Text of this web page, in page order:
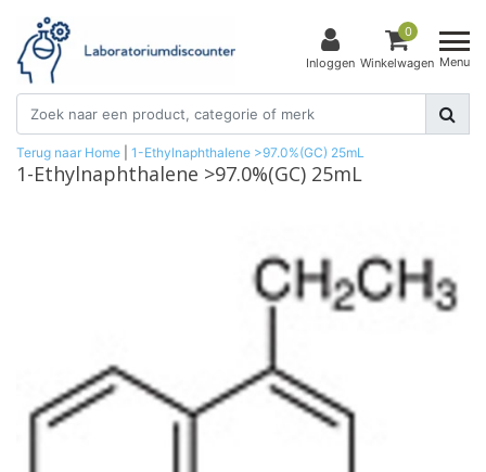
Inloggen
0
Winkelwagen Menu
Terug naar Home 1-Ethylnaphthalene >97.0%(GC) 25mL
1-Ethylnaphthalene >97.0%(GC) 25mL